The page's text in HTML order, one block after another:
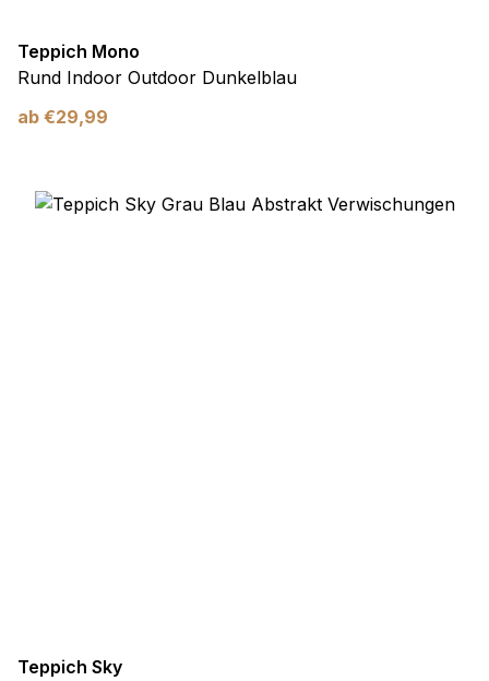
Teppich Mono
Rund Indoor Outdoor Dunkelblau
ab €29,99
Teppich Sky